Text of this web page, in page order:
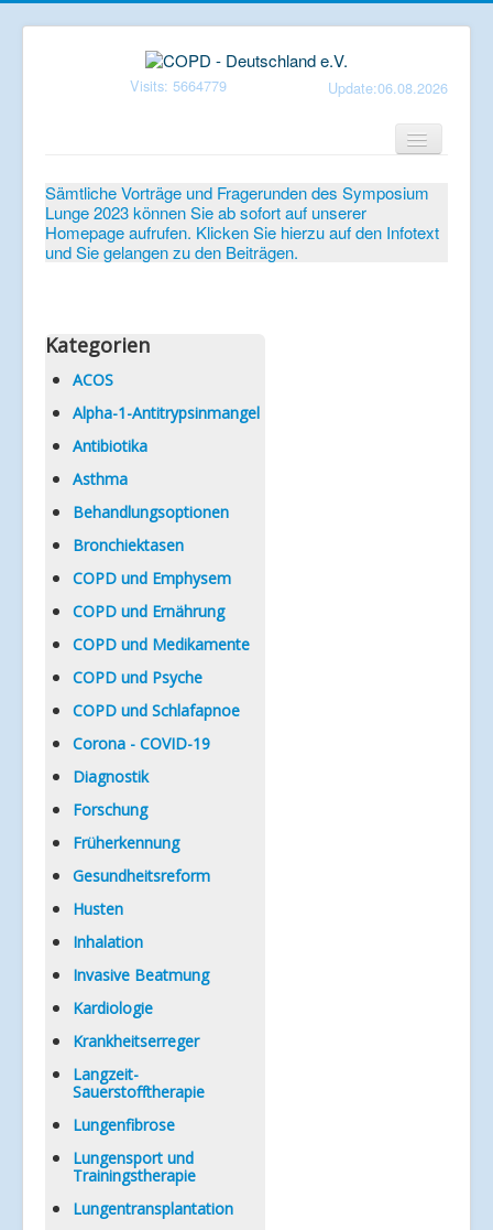
Visits: 5664779 Update:06.08.2026
Verein
Patientenbroschüren
Mediathek
Aktuelles
Veranstaltungen
Informationen
Sämtliche Vorträge und Fragerunden des Symposium
Lunge 2023 können Sie ab sofort auf unserer
Homepage aufrufen. Klicken Sie hierzu auf den Infotext
und Sie gelangen zu den Beiträgen.
Kategorien
ACOS
Alpha-1-Antitrypsinmangel
Antibiotika
Asthma
Behandlungsoptionen
Bronchiektasen
COPD und Emphysem
COPD und Ernährung
COPD und Medikamente
COPD und Psyche
COPD und Schlafapnoe
Corona - COVID-19
Diagnostik
Forschung
Früherkennung
Gesundheitsreform
Husten
Inhalation
Invasive Beatmung
Kardiologie
Krankheitserreger
Langzeit-
Sauerstofftherapie
Lungenfibrose
Lungensport und
Trainingstherapie
Lungentransplantation